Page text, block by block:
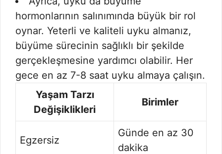
hormonlarının salınımında büyük bir rol
oynar. Yeterli ve kaliteli uyku almanız,
büyüme sürecinin sağlıklı bir şekilde
gerçekleşmesine yardımcı olabilir. Her
gece en az 7-8 saat uyku almaya çalışın.
Yaşam Tarzı
Değişiklikleri
Birimler
Egzersiz
Günde en az 30
dakika